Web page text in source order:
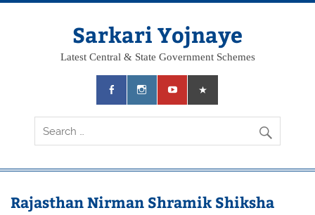
Skip
Sarkari Yojnaye
Latest Central & State Government Schemes
Rajasthan Nirman Shramik Shiksha